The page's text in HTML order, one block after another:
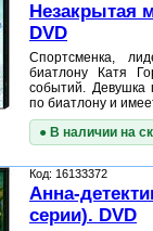
Незакрытая
DVD
Спортсменка,
биатлону Катя
событий. Девушка
по биатлону и
● В наличии на
Код: 16133372
Анна-
серии). DVD